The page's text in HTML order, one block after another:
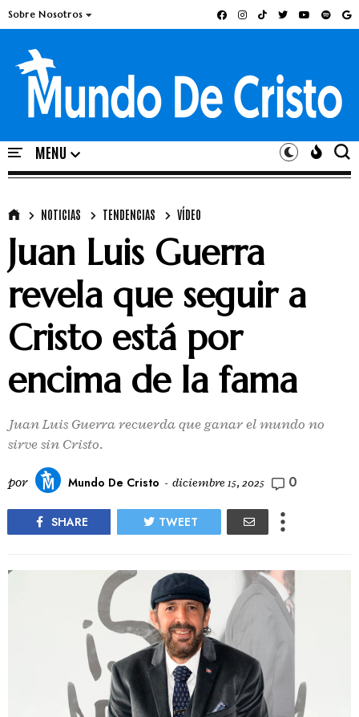
Sobre Nosotros
NOTICIAS TENDENCIAS VÍDEO
Juan Luis Guerra
revela que seguir a
Cristo está por
encima de la fama
Juan Luis Guerra recuerda que ganar el mundo no
sirve sin Cristo.
por Mundo De Cristo - diciembre 15, 2025 0
SHARE TWEET